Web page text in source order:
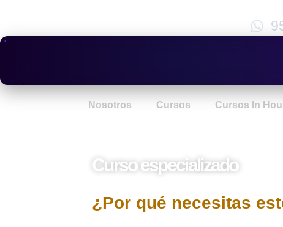
Nosotros Cursos Cursos In
Curso especializado
¿Por qué necesitas